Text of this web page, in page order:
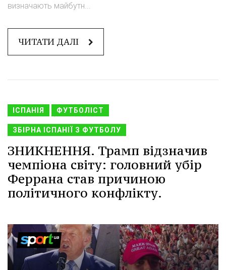
визначають майбутн...
ЧИТАТИ ДАЛІ
ІСПАНІЯ ФУТБОЛІСТ
ЗБІРНА ІСПАНІЇ З ФУТБОЛУ
ЗНИКНЕННЯ. Трамп відзначив
чемпіона світу: головний убір
Феррана став причиною
політичного конфлікту.